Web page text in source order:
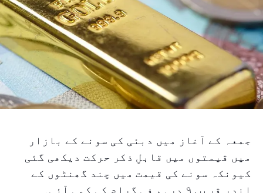
جمعہ کے آغاز میں دبئی کی سونے کے بازار
میں قیمتوں میں قابلِ ذکر حرکت دیکھی گئی
کیونکہ سونے کی قیمت میں چند گھنٹوں کے
اندر قریب ۹ درہم فی گرام کی کمی آئی۔